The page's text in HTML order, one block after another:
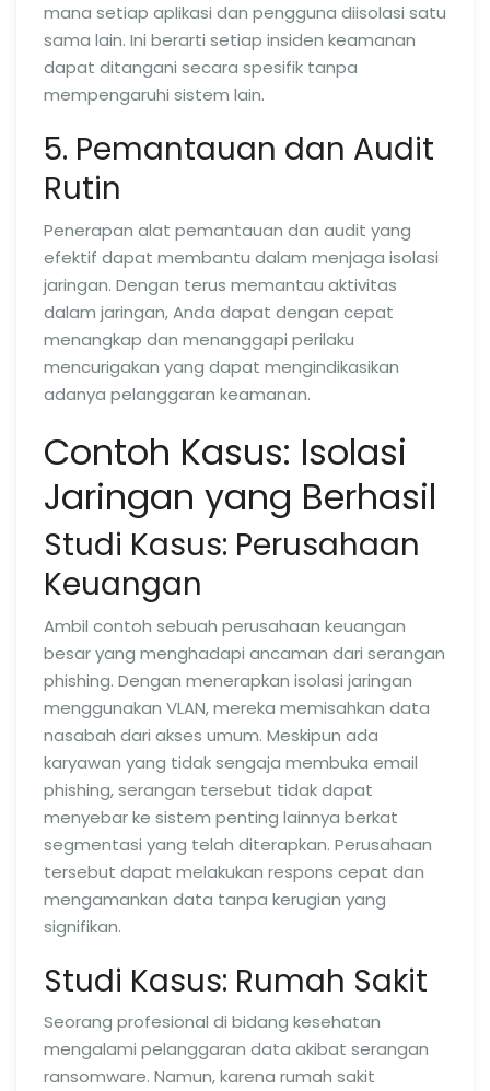
mana setiap aplikasi dan pengguna diisolasi satu
sama lain. Ini berarti setiap insiden keamanan
dapat ditangani secara spesifik tanpa
mempengaruhi sistem lain.
5. Pemantauan dan Audit
Rutin
Penerapan alat pemantauan dan audit yang
efektif dapat membantu dalam menjaga isolasi
jaringan. Dengan terus memantau aktivitas
dalam jaringan, Anda dapat dengan cepat
menangkap dan menanggapi perilaku
mencurigakan yang dapat mengindikasikan
adanya pelanggaran keamanan.
Contoh Kasus: Isolasi
Jaringan yang Berhasil
Studi Kasus: Perusahaan
Keuangan
Ambil contoh sebuah perusahaan keuangan
besar yang menghadapi ancaman dari serangan
phishing. Dengan menerapkan isolasi jaringan
menggunakan VLAN, mereka memisahkan data
nasabah dari akses umum. Meskipun ada
karyawan yang tidak sengaja membuka email
phishing, serangan tersebut tidak dapat
menyebar ke sistem penting lainnya berkat
segmentasi yang telah diterapkan. Perusahaan
tersebut dapat melakukan respons cepat dan
mengamankan data tanpa kerugian yang
signifikan.
Studi Kasus: Rumah Sakit
Seorang profesional di bidang kesehatan
mengalami pelanggaran data akibat serangan
ransomware. Namun, karena rumah sakit